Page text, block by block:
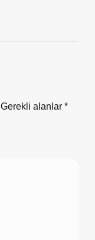
Gerekli alanlar *